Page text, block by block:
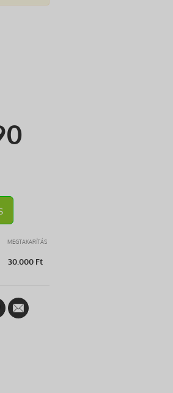
MEGTAKARÍTÁS
30.000 Ft